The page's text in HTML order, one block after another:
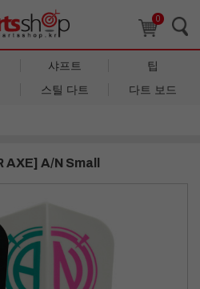
0
샤프트
팁
스틸 다트 다트 보드
AXE] A/N Small